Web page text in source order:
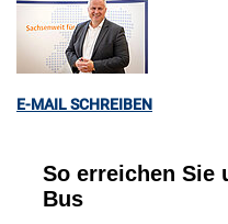
E-MAIL SCHREIBEN